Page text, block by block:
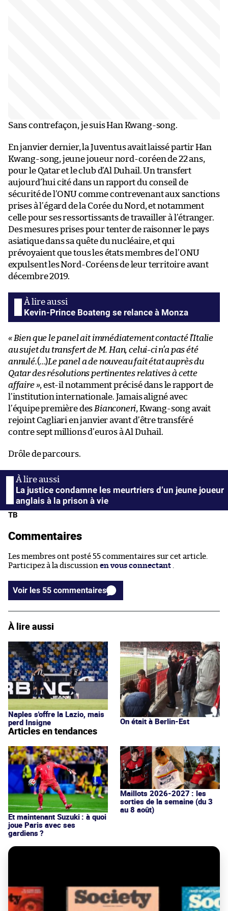
Sans contrefaçon, je suis Han Kwang-song.
En janvier dernier, la Juventus avait laissé partir Han
Kwang-song, jeune joueur nord-coréen de 22 ans,
pour le Qatar et le club d’Al Duhail. Un transfert
aujourd’hui cité dans un rapport du conseil de
sécurité de l’ONU comme contrevenant aux sanctions
prises à l’égard de la Corée du Nord, et notamment
celle pour ses ressortissants de travailler à l’étranger.
Des mesures prises pour tenter de raisonner le pays
asiatique dans sa quête du nucléaire, et qui
prévoyaient que tous les états membres de l’ONU
expulsent les Nord-Coréens de leur territoire avant
décembre 2019.
Kevin-Prince Boateng se relance à Monza
« Bien que le panel ait immédiatement contacté l’Italie
au sujet du transfert de M. Han, celui-ci n’a pas été
annulé.(…)Le panel a de nouveau fait état auprès du
Qatar des résolutions pertinentes relatives à cette
affaire », est-il notamment précisé dans le rapport de
l’institution internationale. Jamais aligné avec
l’équipe première des Bianconeri, Kwang-song avait
rejoint Cagliari en janvier avant d’être transféré
contre sept millions d’euros à Al Duhail.
Drôle de parcours.
La justice condamne les meurtriers d’un jeune joueur
anglais à la prison à vie
TB
Commentaires
Les membres ont posté 55 commentaires sur cet article.
Participez à la discussion en vous connectant
Voir les 55 commentaires
À lire aussi
Naples s'offre la Lazio, mais
perd Insigne
On était à Berlin-Est
Articles en tendances
Et maintenant Suzuki : à quoi
joue Paris avec ses
gardiens ?
Maillots 2026-2027 : les
sorties de la semaine (du 3
au 8 août)